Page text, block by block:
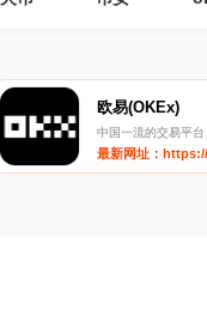
欧易(OKEx)
中国一流的交易平
最新网址：